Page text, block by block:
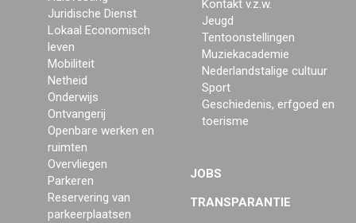
Juridische Dienst
Lokaal Economisch
leven
Mobiliteit
Netheid
Onderwijs
Ontvangerij
Openbare werken en
ruimten
Overvliegen
Parkeren
Reservering van
parkeerplaatsen
Kontakt v.z.w.
Jeugd
Tentoonstellingen
Muziekacademie
Nederlandstalige cultuur
Sport
Geschiedenis, erfgoed en
toerisme
JOBS
TRANSPARANTIE